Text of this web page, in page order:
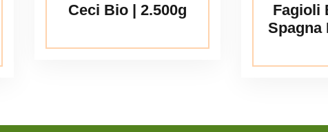
Ceci Bio | 2.500g
Fagioli
Spagna